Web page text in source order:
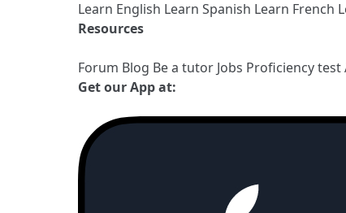
Learn English Learn Spanish Learn French
Resources
Forum Blog Be a tutor Jobs Proficiency test
Get our App at: